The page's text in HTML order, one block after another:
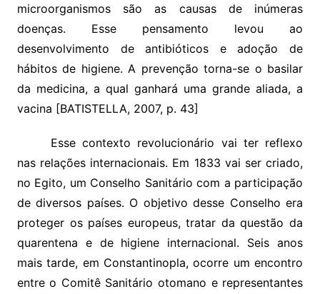
microorganismos são as causas de inúmeras
doenças. Esse pensamento levou ao
desenvolvimento de antibióticos e adoção de
hábitos de higiene. A prevenção torna-se o basilar
da medicina, a qual ganhará uma grande aliada, a
vacina [BATISTELLA, 2007, p. 43]
Esse contexto revolucionário vai ter reflexo
nas relações internacionais. Em 1833 vai ser criado,
no Egito, um Conselho Sanitário com a participação
de diversos países. O objetivo desse Conselho era
proteger os países europeus, tratar da questão da
quarentena e de higiene internacional. Seis anos
mais tarde, em Constantinopla, ocorre um encontro
entre o Comitê Sanitário otomano e representantes